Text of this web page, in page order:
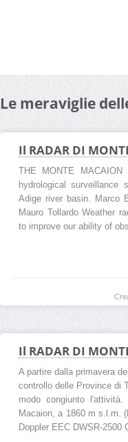
Le meraviglie
Il RADAR DI
THE MONTE
hydrological
Adige river basin. Marco
Mauro Tollardo Weather
to improve our ability of
Il RADAR DI
A partire dalla primavera
controllo delle Province di
modo congiunto
Macaion, a 1860 m s.l.m.
Doppler EEC DWSR-2500